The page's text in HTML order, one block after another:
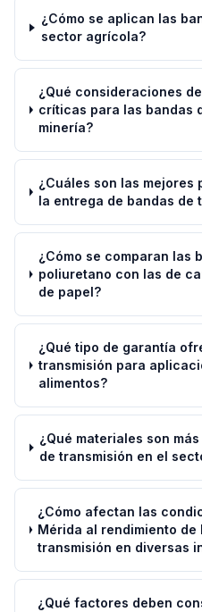
¿Cómo se aplican las
sector agrícola?
¿Qué consideraciones
críticas para las bandas
minería?
¿Cuáles son las
la entrega de bandas de
¿Cómo se comparan las
poliuretano con las de
de papel?
¿Qué tipo de garantía
transmisión para
alimentos?
¿Qué materiales son
de transmisión en el
¿Cómo afectan las
Mérida al rendimiento de
transmisión en diversas
¿Qué factores deben